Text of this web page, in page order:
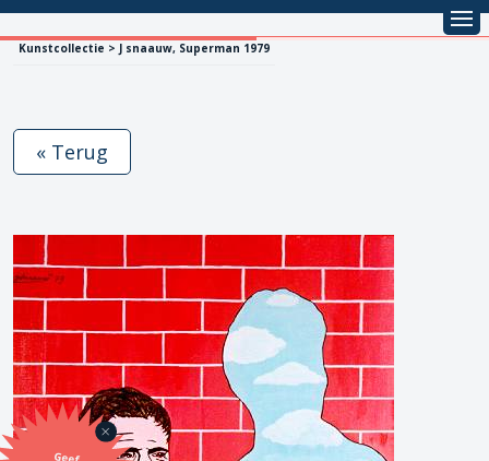
Kunstcollectie > J snaauw, Superman 1979
« Terug